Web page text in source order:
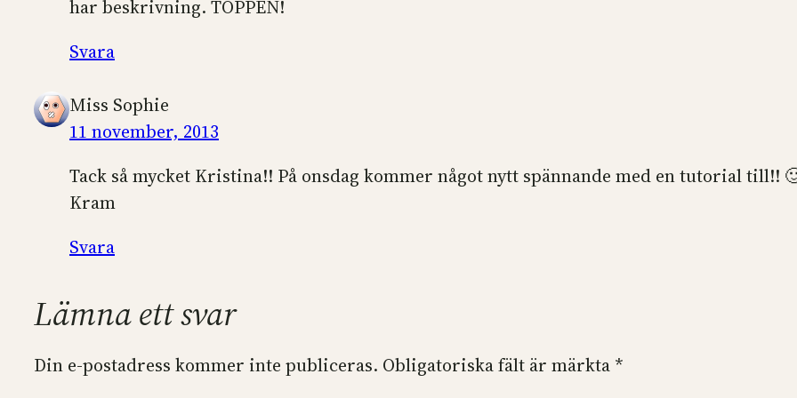
har beskrivning. TOPPEN!
Svara
Miss Sophie
11 november, 2013
Tack så mycket Kristina!! På onsdag kommer något nytt spännande med en tutorial till!!
Kram
Svara
Lämna ett svar
Din e-postadress kommer inte publiceras. Obligatoriska fält är märkta *